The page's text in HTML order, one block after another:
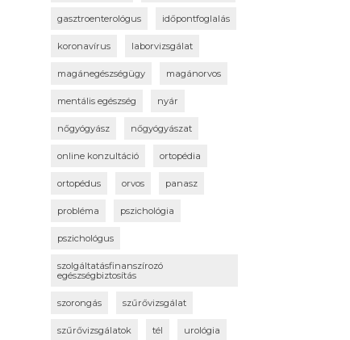
gasztroenterológus időpontfoglalás
koronavírus laborvizsgálat
magánegészségügy magánorvos
mentális egészség nyár
nőgyógyász nőgyógyászat
online konzultáció ortopédia
ortopédus orvos panasz
probléma pszichológia
pszichológus
szolgáltatásfinanszírozó
egészségbiztosítás
szorongás szűrővizsgálat
szűrővizsgálatok tél urológia